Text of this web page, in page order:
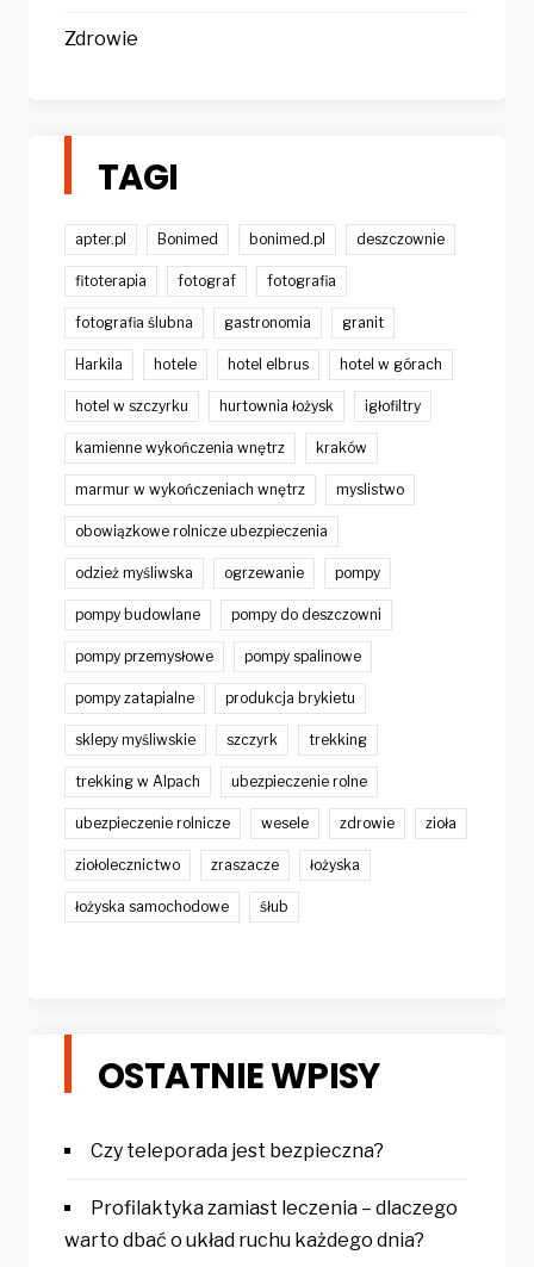
Zdrowie
TAGI
apter.pl Bonimed bonimed.pl deszczownie
fitoterapia fotograf fotografia
fotografia ślubna gastronomia granit
Harkila hotele hotel elbrus hotel w górach
hotel w szczyrku hurtownia łożysk igłofiltry
kamienne wykończenia wnętrz kraków
marmur w wykończeniach wnętrz myslistwo
obowiązkowe rolnicze ubezpieczenia
odzież myśliwska ogrzewanie pompy
pompy budowlane pompy do deszczowni
pompy przemysłowe pompy spalinowe
pompy zatapialne produkcja brykietu
sklepy myśliwskie szczyrk trekking
trekking w Alpach ubezpieczenie rolne
ubezpieczenie rolnicze wesele zdrowie zioła
ziołolecznictwo zraszacze łożyska
łożyska samochodowe śłub
OSTATNIE WPISY
Czy teleporada jest bezpieczna?
Profilaktyka zamiast leczenia – dlaczego
warto dbać o układ ruchu każdego dnia?